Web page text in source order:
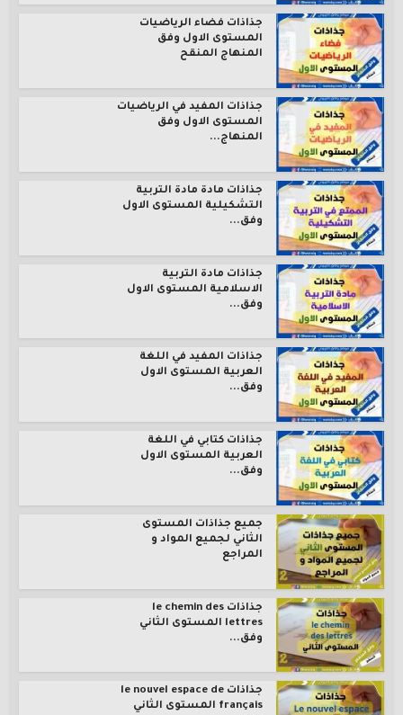
جذاذات فضاء الرياضيات
المستوى الاول وفق
المنهاج المنقح
جذاذات المفيد في الرياضيات
المستوى الاول وفق
المنهاج...
جذاذات مادة مادة التربية
التشكيلية المستوى الاول
وفق...
جذاذات مادة التربية
الاسلامية المستوى الاول
وفق...
جذاذات المفيد في اللغة
العربية المستوى الاول
وفق...
جذاذات كتابي في اللغة
العربية المستوى الاول
وفق...
جميع جذاذات المستوى
الثاني لجميع المواد و
المراجع
جذاذات le chemin des
lettres المستوى الثاني
وفق...
جذاذات le nouvel espace de
français المستوى الثاني